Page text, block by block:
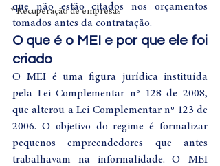
* Recuperação de empresas
que não estão citados nos orçamentos
tomados antes da contratação.
O que é o MEI e por que ele foi
criado
O MEI é uma figura jurídica instituída
pela Lei Complementar nº 128 de 2008,
que alterou a Lei Complementar nº 123 de
2006. O objetivo do regime é formalizar
pequenos empreendedores que antes
trabalhavam na informalidade. O MEI